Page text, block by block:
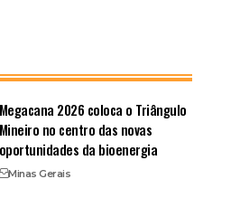
Megacana 2026 coloca o Triângulo
Mineiro no centro das novas
oportunidades da bioenergia
Minas Gerais